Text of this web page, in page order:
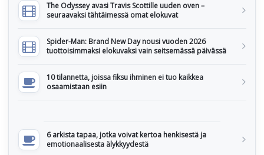
The Odyssey avasi Travis Scottille uuden oven –
seuraavaksi tähtäimessä omat elokuvat
Spider-Man: Brand New Day nousi vuoden 2026
tuottoisimmaksi elokuvaksi vain seitsemässä päivässä
10 tilannetta, joissa fiksu ihminen ei tuo kaikkea
osaamistaan esiin
6 arkista tapaa, jotka voivat kertoa henkisestä ja
emotionaalisesta älykkyydestä